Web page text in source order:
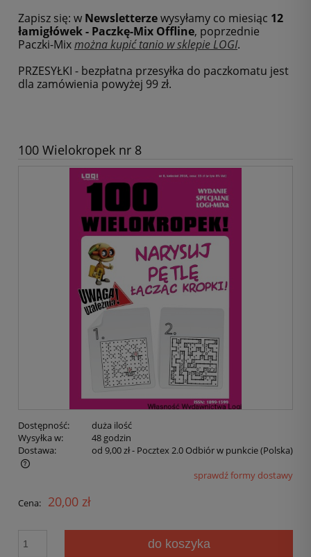
Zapisz się: w Newsletterzewysyłamy co miesiąc 12
łamigłówek - Paczkę-Mix Offline, poprzednie
Paczki-Mixmożna kupić tanio w sklepie LOGI.
PRZESYŁKI - bezpłatna przesyłka do paczkomatu jest
dla zamówienia powyżej 99 zł.
100 Wielokropek nr 8
Dostępność:
duża ilość
Wysyłka w:
48 godzin
Dostawa:
od 9,00 zł- Pocztex 2.0 Odbiór w punkcie(Polska)
sprawdź formy dostawy
Cena: 20,00 zł
do koszyka